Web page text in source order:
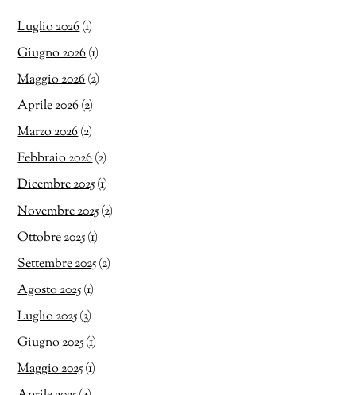
Luglio 2026(1)
Giugno 2026(1)
Maggio 2026(2)
Aprile 2026(2)
Marzo 2026(2)
Febbraio 2026(2)
Dicembre 2025(1)
Novembre 2025(2)
Ottobre 2025(1)
Settembre 2025(2)
Agosto 2025(1)
Luglio 2025(3)
Giugno 2025(1)
Maggio 2025(1)